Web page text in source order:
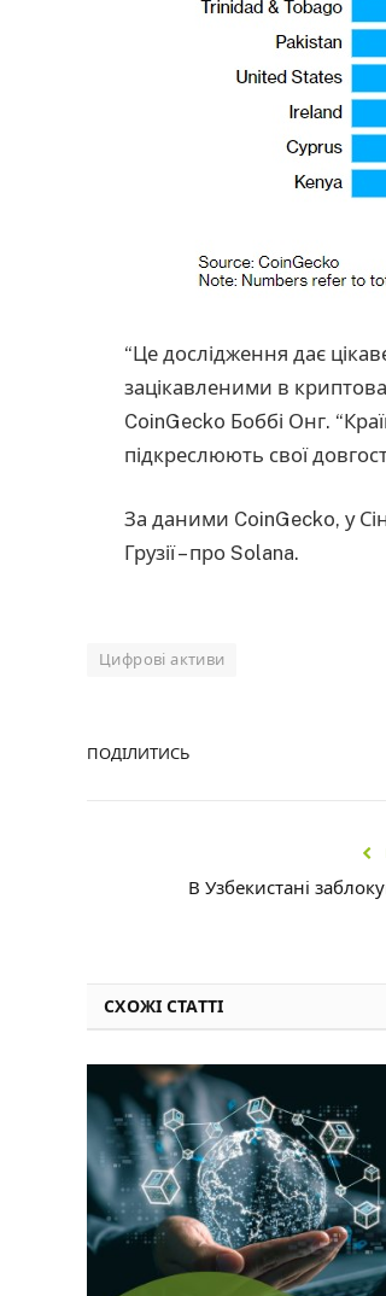
“Це дослідження дає
зацікавленими в
CoinGecko Боббі Онг.
підкреслюють свої
За даними CoinGecko, у
Грузії – про Solana.
Цифрові активи
ПОДІЛИТИСЬ
В Узбекистані
СХОЖІ СТАТТІ